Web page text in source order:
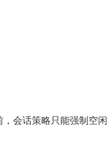
会话策略只能强制空